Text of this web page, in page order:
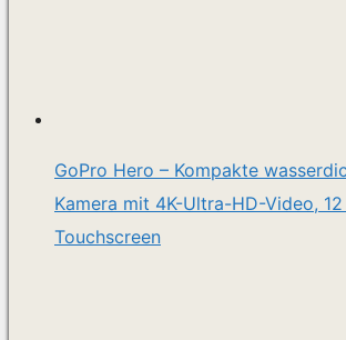
GoPro Hero – Kompakte
Kamera mit 4K-Ultra-HD-Video,
Touchscreen